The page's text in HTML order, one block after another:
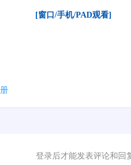
[窗口/手机/PAD观看]
登录后才能发表评论和回
以发表评论了！